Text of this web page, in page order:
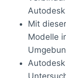
Mit
Modelle